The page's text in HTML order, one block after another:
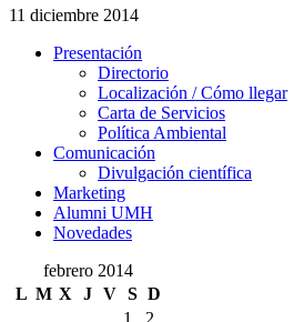
11 diciembre 2014
Presentación
Presentación
Directorio
Localización / Cómo llegar
Carta de Servicios
Política Ambiental
Comunicación
Comunicación
Divulgación científica
Marketing
Alumni UMH
Novedades
febrero 2014
L M X J V S D
1
2